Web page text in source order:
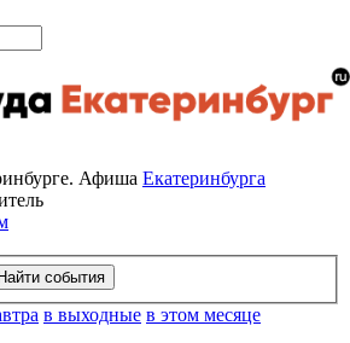
Афиша Екатеринбурга
в выходные в этом месяце